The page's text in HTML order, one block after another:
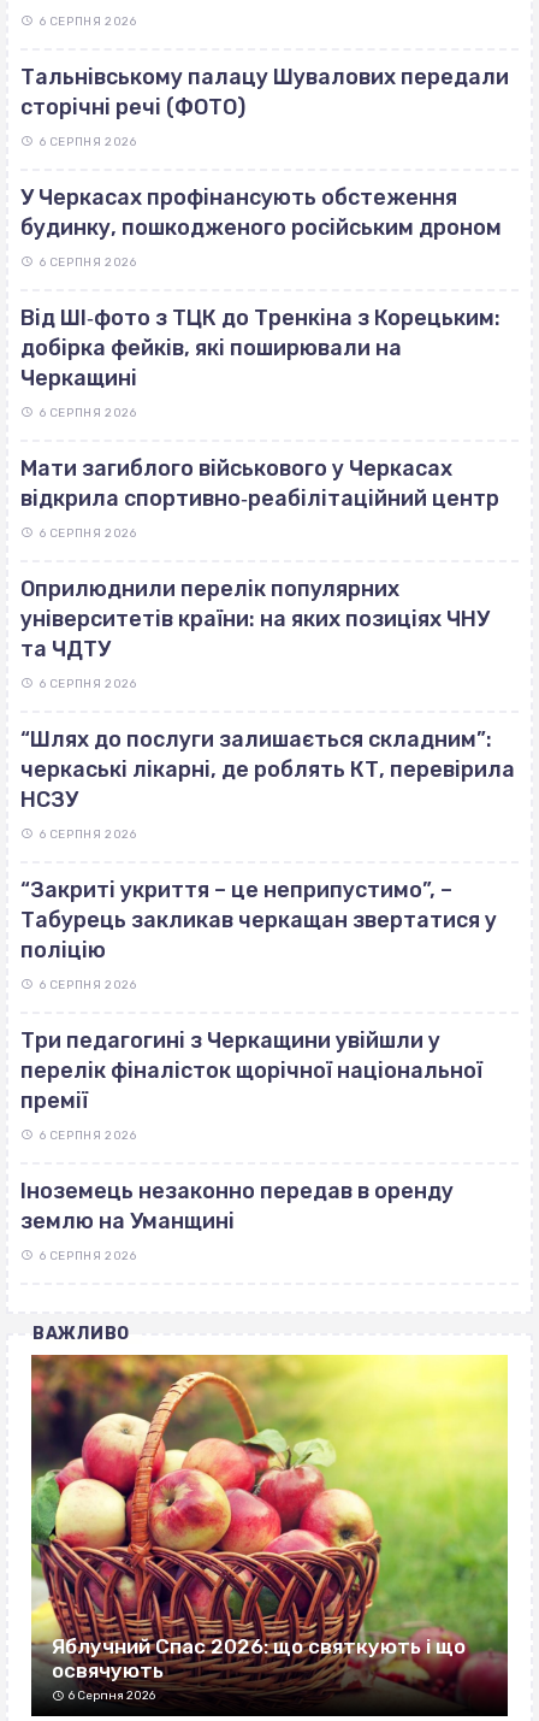
6 СЕРПНЯ 2026
Тальнівському палацу Шувалових передали
сторічні речі (ФОТО)
6 СЕРПНЯ 2026
У Черкасах профінансують обстеження
будинку, пошкодженого російським дроном
6 СЕРПНЯ 2026
Від ШІ‐фото з ТЦК до Тренкіна з Корецьким:
добірка фейків, які поширювали на
Черкащині
6 СЕРПНЯ 2026
Мати загиблого військового у Черкасах
відкрила спортивно‐реабілітаційний центр
6 СЕРПНЯ 2026
Оприлюднили перелік популярних
університетів країни: на яких позиціях ЧНУ
та ЧДТУ
6 СЕРПНЯ 2026
“Шлях до послуги залишається складним”:
черкаські лікарні, де роблять КТ, перевірила
НСЗУ
6 СЕРПНЯ 2026
“Закриті укриття – це неприпустимо”, –
Табурець закликав черкащан звертатися у
поліцію
6 СЕРПНЯ 2026
Три педагогині з Черкащини увійшли у
перелік фіналісток щорічної національної
премії
6 СЕРПНЯ 2026
Іноземець незаконно передав в оренду
землю на Уманщині
6 СЕРПНЯ 2026
ВАЖЛИВО
Яблучний Спас 2026: що святкують і що
освячують
6 Серпня 2026